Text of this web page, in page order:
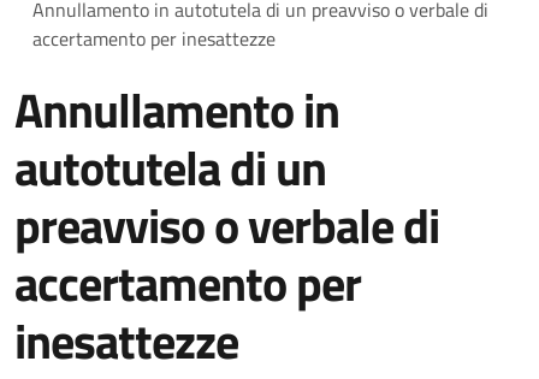
Annullamento in autotutela di un preavviso o verbale di
accertamento per inesattezze
Annullamento in
autotutela di un
preavviso o verbale di
accertamento per
inesattezze